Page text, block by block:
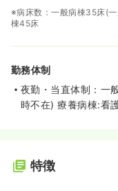
※病床数：一般病棟35床(
棟45床
勤務体制
夜勤・当直体制：一
時不在) 療養病棟:看
特徴